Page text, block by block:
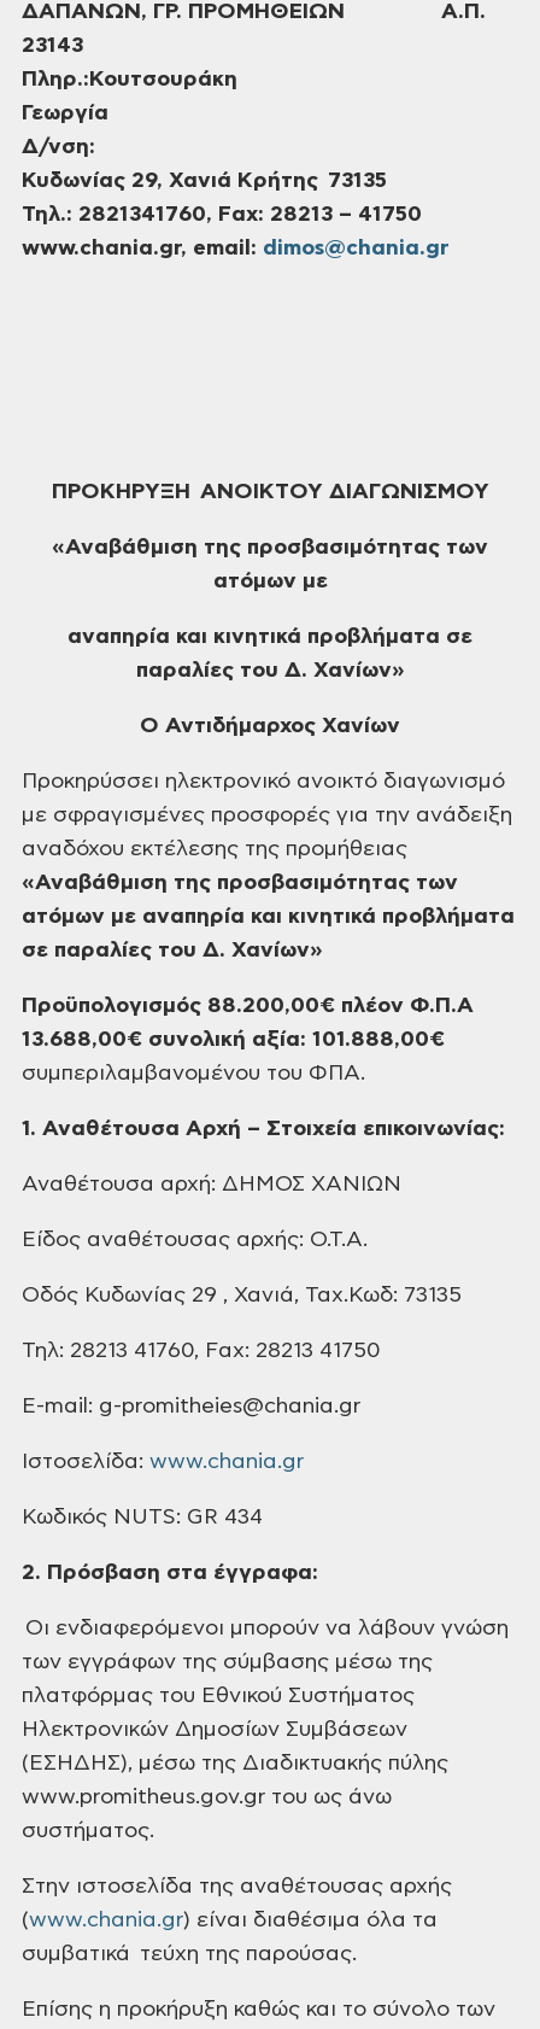
ΔΑΠΑΝΩΝ, ΓΡ. ΠΡΟΜΗΘΕΙΩΝ Α.Π.
23143
Πληρ.:Κουτσουράκη
Γεωργία
Δ/νση:
Κυδωνίας 29, Χανιά Κρήτης 73135
Τηλ.: 2821341760, Fax: 28213 – 41750
www.chania.gr, email: dimos@chania.gr
ΠΡΟΚΗΡΥΞΗ ΑΝΟΙΚΤΟΥ ΔΙΑΓΩΝΙΣΜΟΥ
«Αναβάθμιση της προσβασιμότητας των
ατόμων με
αναπηρία και κινητικά προβλήματα σε
παραλίες του Δ. Χανίων»
Ο Αντιδήμαρχος Χανίων
Προκηρύσσει ηλεκτρονικό ανοικτό διαγωνισμό
με σφραγισμένες προσφορές για την ανάδειξη
αναδόχου εκτέλεσης της προμήθειας
«Αναβάθμιση της προσβασιμότητας των
ατόμων με αναπηρία και κινητικά προβλήματα
σε παραλίες του Δ. Χανίων»
Προϋπολογισμός 88.200,00€ πλέον Φ.Π.Α
13.688,00€ συνολική αξία: 101.888,00€
συμπεριλαμβανομένου του ΦΠΑ.
1. Αναθέτουσα Αρχή – Στοιχεία επικοινωνίας:
Αναθέτουσα αρχή: ΔΗΜΟΣ ΧΑΝΙΩΝ
Είδος αναθέτουσας αρχής: Ο.Τ.Α.
Οδός Κυδωνίας 29 , Χανιά, Ταχ.Κωδ: 73135
Τηλ: 28213 41760, Fax: 28213 41750
E-mail: g-promitheies@chania.gr
Ιστοσελίδα: www.chania.gr
Κωδικός NUTS: GR 434
2. Πρόσβαση στα έγγραφα:
Οι ενδιαφερόμενοι μπορούν να λάβουν γνώση
των εγγράφων της σύμβασης μέσω της
πλατφόρμας του Εθνικού Συστήματος
Ηλεκτρονικών Δημοσίων Συμβάσεων
(ΕΣΗΔΗΣ), μέσω της Διαδικτυακής πύλης
www.promitheus.gov.gr του ως άνω
συστήματος.
Στην ιστοσελίδα της αναθέτουσας αρχής
(www.chania.gr) είναι διαθέσιμα όλα τα
συμβατικά τεύχη της παρούσας.
Επίσης η προκήρυξη καθώς και το σύνολο των